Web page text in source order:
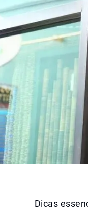
Dicas